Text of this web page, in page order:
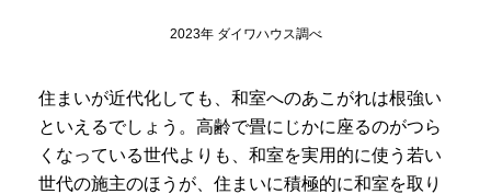
2023年 ダイワハウス調べ
住まいが近代化しても、和室へのあこがれは根強い
といえるでしょう。高齢で畳にじかに座るのがつら
くなっている世代よりも、和室を実用的に使う若い
世代の施主のほうが、住まいに積極的に和室を取り